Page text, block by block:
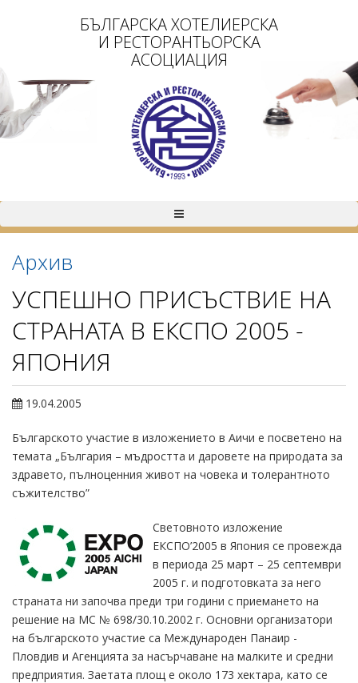
БЪЛГАРСКА ХОТЕЛИЕРСКА
И РЕСТОРАНТЬОРСКА
АСОЦИАЦИЯ
Архив
УСПЕШНО ПРИСЪСТВИЕ НА
СТРАНАТА В ЕКСПО 2005 -
ЯПОНИЯ
19.04.2005
Българското участие в изложението в Аичи е посветено на
темата „България – мъдростта и даровете на природата за
здравето, пълноценния живот на човека и толерантното
съжителство”
Световното изложение
ЕКСПО’2005 в Япония се провежда
в периода 25 март – 25 септември
2005 г. и подготовката за него
страната ни започва преди три години с приемането на
решение на МС № 698/30.10.2002 г. Основни организатори
на българското участие са Международен Панаир -
Пловдив и Агенцията за насърчаване на малките и средни
предприятия. Заетата площ е около 173 хектара, като се